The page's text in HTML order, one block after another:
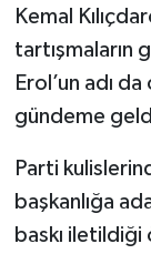
Kemal
tartışmaların
Erol’un adı
gündeme
Parti
başkanlığa
baskı iletildiği
YAŞAM